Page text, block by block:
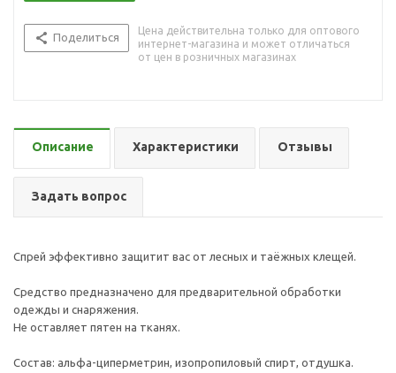
Поделиться
Цена действительна только для оптового
интернет-магазина и может отличаться
от цен в розничных магазинах
Описание Характеристики Отзывы
Задать вопрос
Спрей эффективно защитит вас от лесных и таёжных клещей.
Средство предназначено для предварительной обработки
одежды и снаряжения.
Не оставляет пятен на тканях.
Состав: альфа-циперметрин, изопропиловый спирт, отдушка.